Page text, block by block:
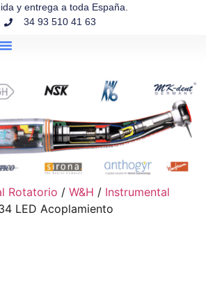
y entrega a toda España.
34 93 510 41 63
Rotatorio / W&H / Instrumental
LED Acoplamiento